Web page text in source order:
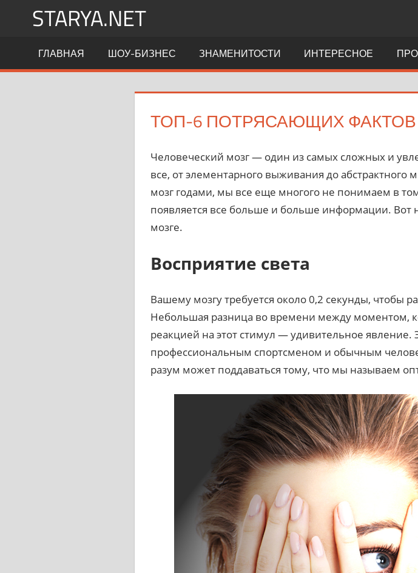
ПерейтиSTARYA.NET
шоу-
бизнеса
ГЛАВНАЯ ШОУ-БИЗНЕС ЗНАМЕНИТОСТИ ИНТЕРЕСНОЕ
ТОП-6 ПОТРЯСАЮЩИХ
Человеческий мозг — один из самых сложных и
все, от элементарного выживания до
мозг годами, мы все еще многого не понимаем в
появляется все больше и больше информации. Вот
мозге.
Восприятие света
Вашему мозгу требуется около 0,2 секунды, чтобы
Небольшая разница во времени между моментом,
реакцией на этот стимул — удивительное
профессиональным спортсменом и обычным
разум может поддаваться тому, что мы называем